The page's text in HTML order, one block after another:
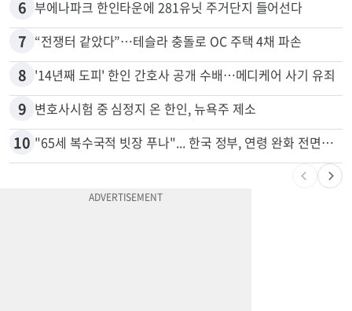
5 쌀·라면 값 최대 80% 할인…H마트 ‘폭탄 세일’
6 부에나파크 한인타운에 281유닛 주거단지 들어선다
7 “전쟁터 같았다”…테슬라 충돌로 OC 주택 4채 파손
8 '14년째 도피' 한인 간호사 공개 수배…메디케어 사기 유죄
9 변호사시험 중 심정지 온 한인, 뉴욕주 제소
"65세 복수국적 빗장 푸나"... 한국 정부, 연령 완화 전면 추진